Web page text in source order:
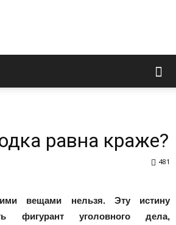
Novoaltaysk.online
портал
равна краже?
481
вещами нельзя. Эту истину
фигурант уголовного дела,